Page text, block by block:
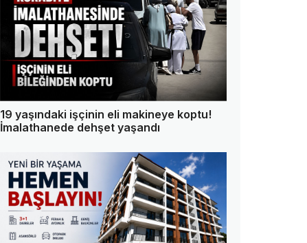
19 yaşındaki işçinin eli makineye koptu!
İmalathanede dehşet yaşandı